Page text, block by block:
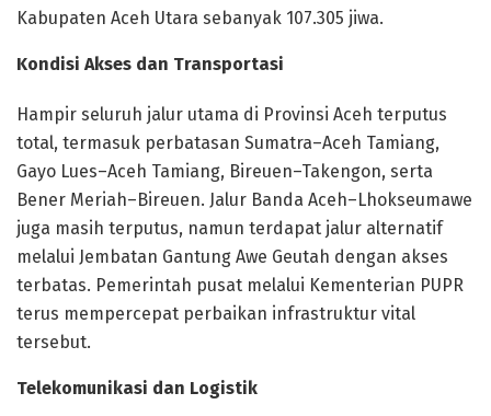
Kabupaten Aceh Utara sebanyak 107.305 jiwa.
Kondisi Akses dan Transportasi
Hampir seluruh jalur utama di Provinsi Aceh terputus
total, termasuk perbatasan Sumatra–Aceh Tamiang,
Gayo Lues–Aceh Tamiang, Bireuen–Takengon, serta
Bener Meriah–Bireuen. Jalur Banda Aceh–Lhokseumawe
juga masih terputus, namun terdapat jalur alternatif
melalui Jembatan Gantung Awe Geutah dengan akses
terbatas. Pemerintah pusat melalui Kementerian PUPR
terus mempercepat perbaikan infrastruktur vital
tersebut.
Telekomunikasi dan Logistik